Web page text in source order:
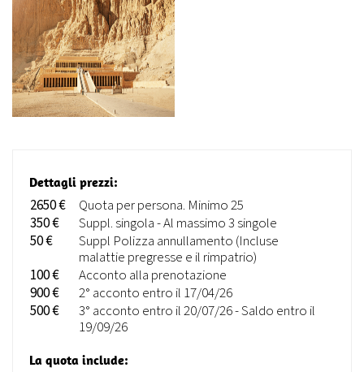
Dettagli prezzi:
2650 €
Quota per persona. Minimo 25
350 €
Suppl. singola - Al massimo 3 singole
50 €
Suppl Polizza annullamento (Incluse
malattie pregresse e il rimpatrio)
100 €
Acconto alla prenotazione
900 €
2° acconto entro il 17/04/26
500 €
3° acconto entro il 20/07/26 - Saldo entro il
19/09/26
La quota include: